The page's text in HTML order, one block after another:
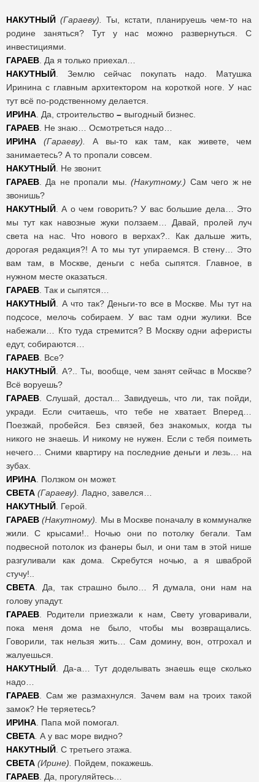
НАКУТНЫЙ (Гараеву).Ты, кстати, планируешь чем-то на
родине заняться? Тут у нас можно развернуться. С
инвестициями.
ГАРАЕВ . Да я только приехал…
НАКУТНЫЙ . Землю сейчас покупать надо. Матушка
Иринина с главным архитектором на короткой ноге. У нас
тут всё по-родственному делается.
ИРИНА . Да, строительство – выгодный бизнес.
ГАРАЕВ . Не знаю… Осмотреться надо…
ИРИНА
(Гараеву).
А вы-то как там, как живете, чем
занимаетесь? А то пропали совсем.
НАКУТНЫЙ . Не звонит.
ГАРАЕВ . Да не пропали мы.(Накутному.) Сам чего ж не
звонишь?
НАКУТНЫЙ . А о чем говорить? У вас большие дела… Это
мы тут как навозные жуки ползаем… Давай, пролей луч
света на нас. Что нового в верхах?.. Как дальше жить,
дорогая редакция?! А то мы тут упираемся. В стену… Это
вам там, в Москве, деньги с неба сыпятся. Главное, в
нужном месте оказаться.
ГАРАЕВ . Так и сыпятся…
НАКУТНЫЙ . А что так? Деньги-то все в Москве. Мы тут на
подсосе, мелочь собираем. У вас там одни жулики. Все
набежали… Кто туда стремится? В Москву одни аферисты
едут, собираются…
ГАРАЕВ . Все?
НАКУТНЫЙ . А?.. Ты, вообще, чем занят сейчас в Москве?
Всё воруешь?
ГАРАЕВ . Слушай, достал... Завидуешь, что ли, так пойди,
укради. Если считаешь, что тебе не хватает. Вперед…
Поезжай, пробейся. Без связей, без знакомых, когда ты
никого не знаешь. И никому не нужен. Если с тебя поиметь
нечего… Сними квартиру на последние деньги и лезь… на
зубах.
ИРИНА . Ползком он может.
СВЕТА (Гараеву).
Ладно, завелся…
НАКУТНЫЙ . Герой.
ГАРАЕВ (Накутному).
Мы в Москве поначалу в коммуналке
жили. С крысами!.. Ночью они по потолку бегали. Там
подвесной потолок из фанеры был, и они там в этой нише
разгуливали как дома. Скребутся ночью, а я шваброй
стучу!..
СВЕТА . Да, так страшно было… Я думала, они нам на
голову упадут.
ГАРАЕВ . Родители приезжали к нам, Свету уговаривали,
пока меня дома не было, чтобы мы возвращались.
Говорили, так нельзя жить… Сам домину, вон, отгрохал и
жалуешься.
НАКУТНЫЙ . Да-а… Тут доделывать знаешь еще сколько
надо…
ГАРАЕВ . Сам же размахнулся. Зачем вам на троих такой
замок? Не теряетесь?
ИРИНА . Папа мой помогал.
СВЕТА А у вас море видно?
НАКУТНЫЙ . С третьего этажа.
СВЕТА (Ирине).
Пойдем, покажешь.
ГАРАЕВ . Да, прогуляйтесь…